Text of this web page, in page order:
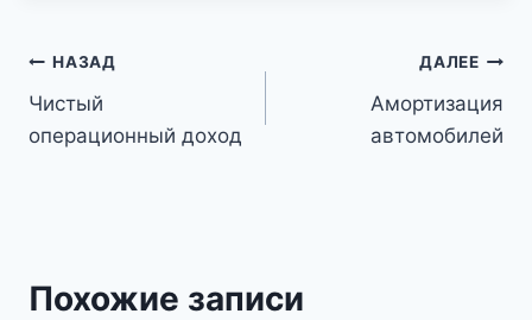
Навигация
по
НАЗАД
Чистый
операционный доход
ДАЛЕЕ
Амортизация
автомобилей
Похожие записи